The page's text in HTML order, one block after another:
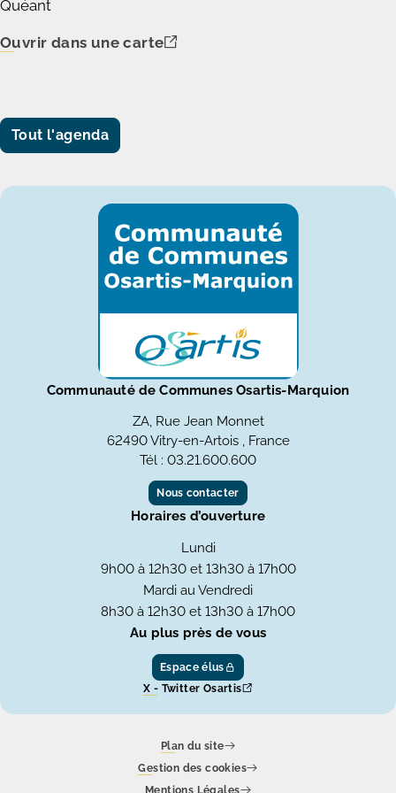
Quéant
Ouvrir dans une carte
Tout l'agenda
Communauté de Communes Osartis-Marquion
ZA, Rue Jean Monnet
62490 Vitry-en-Artois , France
Tél : 03.21.600.600
Nous contacter
Horaires d’ouverture
Lundi
9h00 à 12h30 et 13h30 à 17h00
Mardi au Vendredi
8h30 à 12h30 et 13h30 à 17h00
Au plus près de vous
Espace élus
X - Twitter Osartis
Plan du site
Gestion des cookies
Mentions Légales